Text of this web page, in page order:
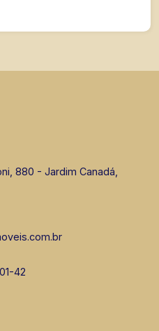
880 - Jardim Canadá,
42